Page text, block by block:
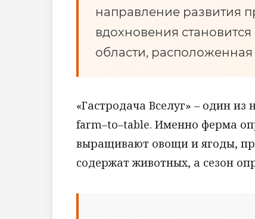
направление развития
вдохновения
области, расположенная
«Гастродача Вселуг» – один
farm–to–table. Именно ферма
выращивают овощи и ягоды,
содержат животных, а сезон